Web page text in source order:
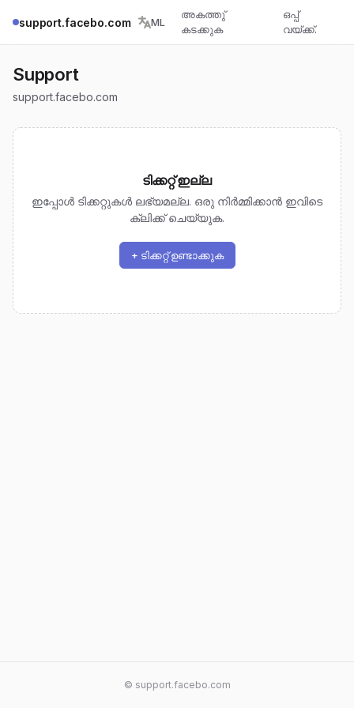
support.facebo.com ML
അകത്തു്
കടക്കുക
ഒപ്പ്
വയ്ക്ക്.
Support
support.facebo.com
ടിക്കറ്റ് ഇല്ല
ഇപ്പോള്‍ ടിക്കറ്റുകള്‍ ലഭ്യമല്ല. ഒരു നിര്‍മ്മിക്കാന്‍ ഇവിടെ
ക്ലിക്ക് ചെയ്യുക.
+ ടിക്കറ്റ് ഉണ്ടാക്കുക
© support.facebo.com